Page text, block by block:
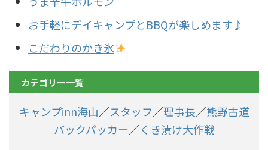
お手軽にデイキャンプとBBQが楽しめます♪
こだわりのかき氷
カテゴリー一覧
キャンプinn海山／スタッフ／理事長／熊野古道
バックパッカー／くき漬け大作戦